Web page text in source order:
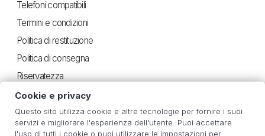
Telefoni compatibili
Termini e condizioni
Politica di restituzione
Politica di consegna
Riservatezza
Utile
Cookie e privacy
Questo sito utilizza cookie e altre tecnologie per fornire i suoi
servizi e migliorare l'esperienza dell'utente. Puoi accettare
l'uso di tutti i cookie o puoi utilizzare le impostazioni per